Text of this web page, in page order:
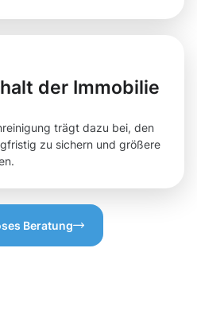
der Immobilie
trägt dazu bei, den
zu sichern und größere
Beratung